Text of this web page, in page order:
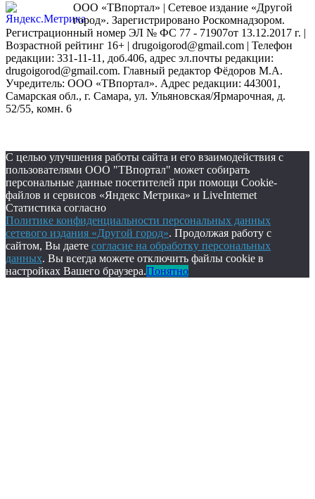
ООО «ТВпортал» | Сетевое издание «Другой
город». Зарегистрировано Роскомнадзором.
Регистрационный номер ЭЛ № ФС 77 - 71907от 13.12.2017 г. |
Возрастной рейтинг 16+ | drugoigorod@gmail.com | Телефон
редакции: 331-11-11, доб.406, адрес эл.почты редакции:
drugoigorod@gmail.com. Главный редактор Фёдоров М.А.
Учредитель: ООО «ТВпортал». Адрес редакции: 443001,
Самарская обл., г. Самара, ул. Ульяновская/Ярмарочная, д.
52/55, комн. 6
С целью улучшения работы сайта и его взаимодействия с
пользователями ООО "ТВпортал" может собирать
персональные данные посетителей при помощи Cookie-
файлов и сервисов «Яндекс Метрика» и LiveInternet
Статистика согласно
Политике конфиденциальности персональных данных
сетевого издания «Другой город». Продолжая работу с
сайтом, Вы даете согласие на обработку персональных
данных. Вы всегда можете отключить файлы cookie в
настройках Вашего браузера.Понятно